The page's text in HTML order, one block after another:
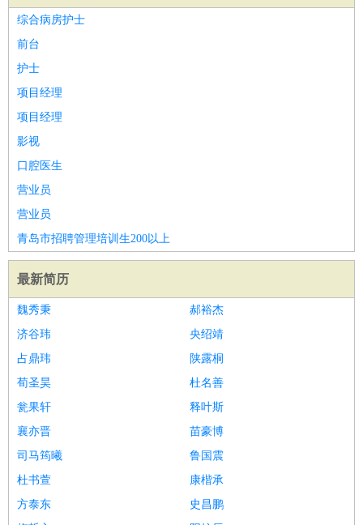
综合病房护士
前台
护士
项目经理
项目经理
影视
口腔医生
营业员
营业员
青岛市招聘管理培训生200以上
最新简历
魏秀秉
郝裕杰
济谷玮
央绍靖
占鼎玮
陕露桐
荀圣昊
杜名善
瓮果轩
释叶斯
襄亦晋
苗豪博
司马筠曦
鲁国震
杜书萱
康楷承
方泰东
史昌鹏